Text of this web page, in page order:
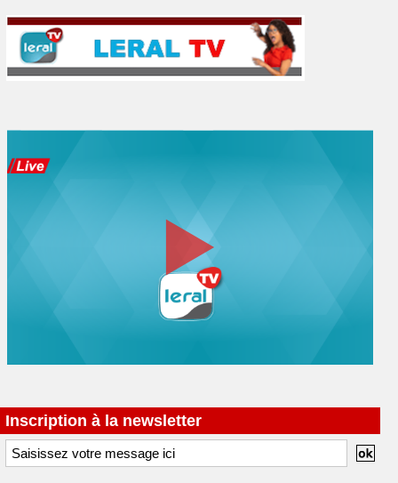
Inscription à la newsletter